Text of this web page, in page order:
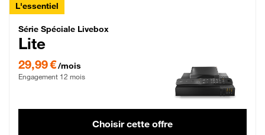
L'essentiel
Série Spéciale Livebox Lite Fibre
Série Spéciale Livebox
Lite
29,99 €/mois
Engagement 12 mois
Choisir cette offre